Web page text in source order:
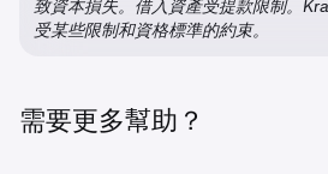
4 活躍貸款 顯示在您的保證金概覽
活躍貸款以查看更多資訊，並終
選擇過往貸款按鈕以查看您所有
詳情。
示。較高的保證金水平表示較低
高的槓桿會增加潛在風險敞口和
致資本損失。借入資產受提款限制。
受某些限制和資格標準的約束。
需要更多幫助？